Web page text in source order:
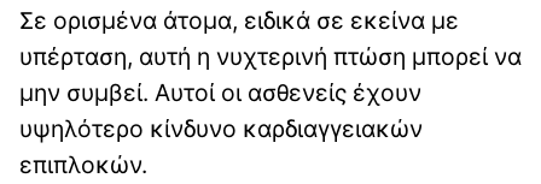
Σε ορισμένα άτομα, ειδικά σε εκείνα με
υπέρταση, αυτή η νυχτερινή πτώση μπορεί να
μην συμβεί. Αυτοί οι ασθενείς έχουν
υψηλότερο κίνδυνο καρδιαγγειακών
επιπλοκών.